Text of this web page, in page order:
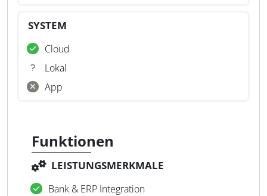
SYSTEM
Cloud
Lokal
App
Funktionen
LEISTUNGSMERKMALE
Bank & ERP Integration